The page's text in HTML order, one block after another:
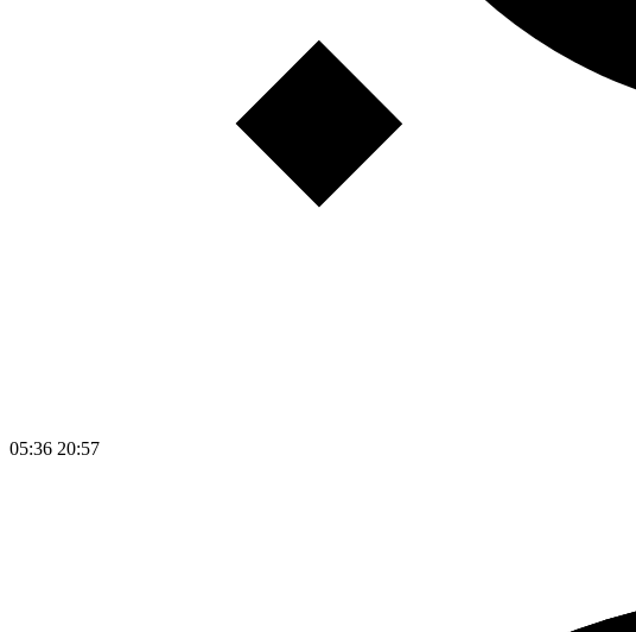
05:36 20:57